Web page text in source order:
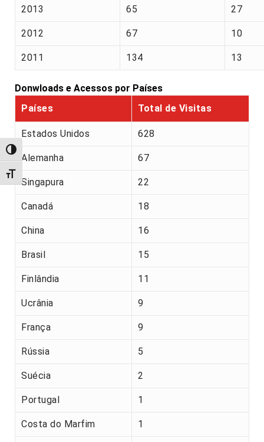
Alternar alto contraste
Alternar tamanho da fonte
2013 65 27
2012 67 10
2011 134 13
Donwloads e Acessos por Países
Países
Total de Visitas
Estados Unidos 628
Alemanha 67
Singapura 22
Canadá 18
China 16
Brasil 15
Finlândia 11
Ucrânia 9
França 9
Rússia 5
Suécia 2
Portugal 1
Costa do Marfim 1